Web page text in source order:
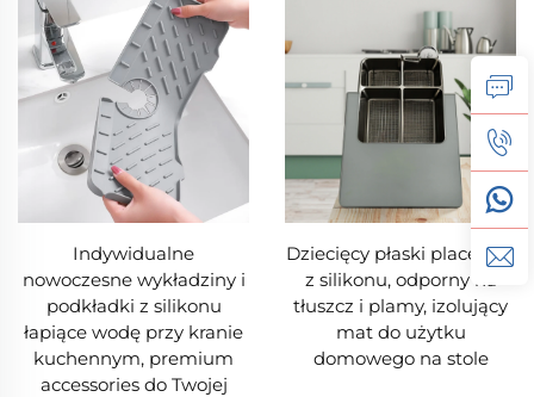
Indywidualne
nowoczesne wykładziny i
podkładki z silikonu
łapiące wodę przy kranie
kuchennym, premium
accessories do Twojej
Dziecięcy płaski placemat
z silikonu, odporny na
tłuszcz i plamy, izolujący
mat do użytku
domowego na stole